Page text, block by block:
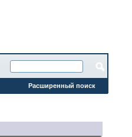
Расширенный поиск